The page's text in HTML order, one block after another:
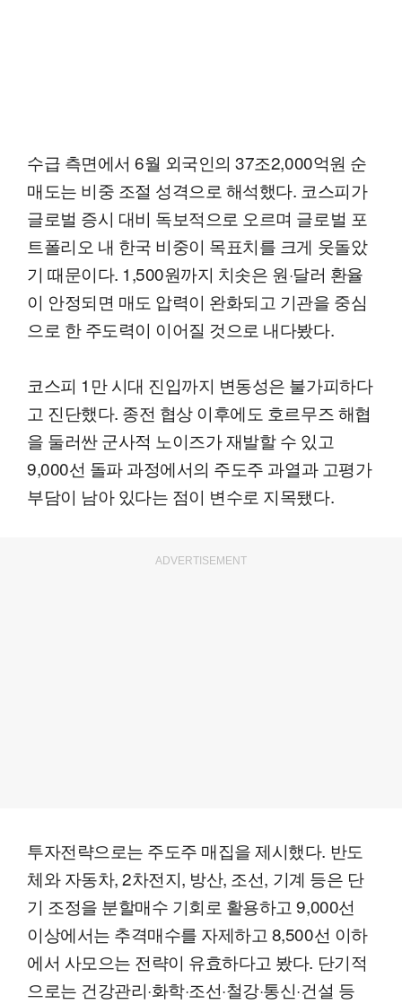
수급 측면에서 6월 외국인의 37조2,000억원 순
매도는 비중 조절 성격으로 해석했다. 코스피가
글로벌 증시 대비 독보적으로 오르며 글로벌 포
트폴리오 내 한국 비중이 목표치를 크게 웃돌았
기 때문이다. 1,500원까지 치솟은 원·달러 환율
이 안정되면 매도 압력이 완화되고 기관을 중심
으로 한 주도력이 이어질 것으로 내다봤다.
코스피 1만 시대 진입까지 변동성은 불가피하다
고 진단했다. 종전 협상 이후에도 호르무즈 해협
을 둘러싼 군사적 노이즈가 재발할 수 있고
9,000선 돌파 과정에서의 주도주 과열과 고평가
부담이 남아 있다는 점이 변수로 지목됐다.
ADVERTISEMENT
투자전략으로는 주도주 매집을 제시했다. 반도
체와 자동차, 2차전지, 방산, 조선, 기계 등은 단
기 조정을 분할매수 기회로 활용하고 9,000선
이상에서는 추격매수를 자제하고 8,500선 이하
에서 사모으는 전략이 유효하다고 봤다. 단기적
으로는 건강관리·화학·조선·철강·통신·건설 등